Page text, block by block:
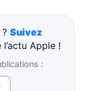
Suivez
Apple !
: